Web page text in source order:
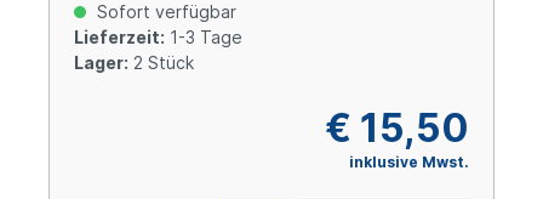
Sofort verfügbar
Lieferzeit: 1-3 Tage
Lager: 2 Stück
€ 15,50
inklusive Mwst.